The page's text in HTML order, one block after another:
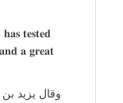
𝐭𝐞𝐬𝐭𝐞𝐝
𝐚 𝐠𝐫𝐞𝐚𝐭
وقال يزيد